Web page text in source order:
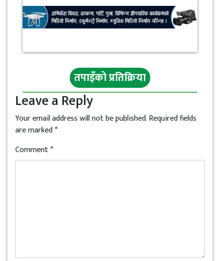
तपाइँको प्रतिक्रिया
Leave a Reply
Your email address will not be published.Required fields
are marked*
Comment*